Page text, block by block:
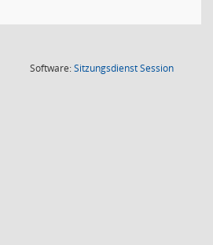
Software:SitzungsdienstSession(Wird in